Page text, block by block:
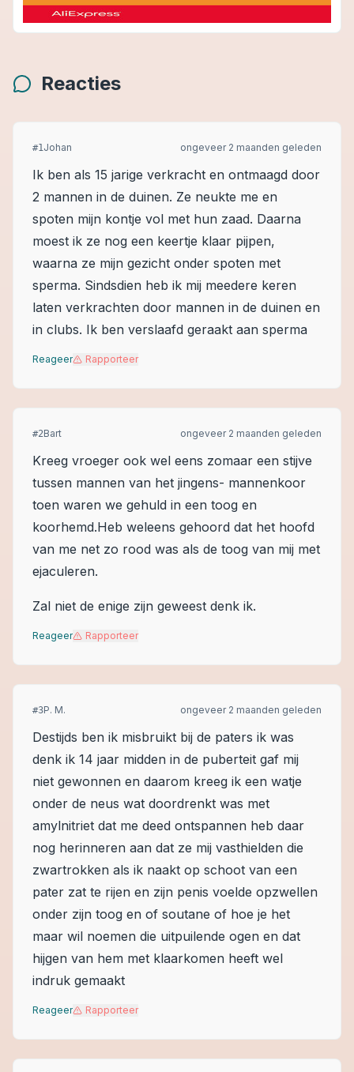
Reacties
#1Johan ongeveer 2 maanden geleden
Ik ben als 15 jarige verkracht en ontmaagd door
2 mannen in de duinen. Ze neukte me en
spoten mijn kontje vol met hun zaad. Daarna
moest ik ze nog een keertje klaar pijpen,
waarna ze mijn gezicht onder spoten met
sperma. Sindsdien heb ik mij meedere keren
laten verkrachten door mannen in de duinen en
in clubs. Ik ben verslaafd geraakt aan sperma
Reageer Rapporteer
#2Bart ongeveer 2 maanden geleden
Kreeg vroeger ook wel eens zomaar een stijve
tussen mannen van het jingens- mannenkoor
toen waren we gehuld in een toog en
koorhemd.Heb weleens gehoord dat het hoofd
van me net zo rood was als de toog van mij met
ejaculeren.
Zal niet de enige zijn geweest denk ik.
Reageer Rapporteer
#3P. M. ongeveer 2 maanden geleden
Destijds ben ik misbruikt bij de paters ik was
denk ik 14 jaar midden in de puberteit gaf mij
niet gewonnen en daarom kreeg ik een watje
onder de neus wat doordrenkt was met
amylnitriet dat me deed ontspannen heb daar
nog herinneren aan dat ze mij vasthielden die
zwartrokken als ik naakt op schoot van een
pater zat te rijen en zijn penis voelde opzwellen
onder zijn toog en of soutane of hoe je het
maar wil noemen die uitpuilende ogen en dat
hijgen van hem met klaarkomen heeft wel
indruk gemaakt
Reageer Rapporteer